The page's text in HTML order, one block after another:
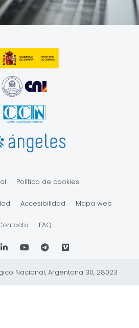
Política de cookies
Accesibilidad Mapa web
FAQ
Nacional, Argentona 30, 28023